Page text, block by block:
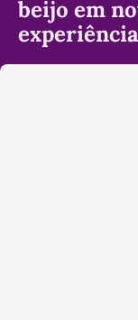
beijo em